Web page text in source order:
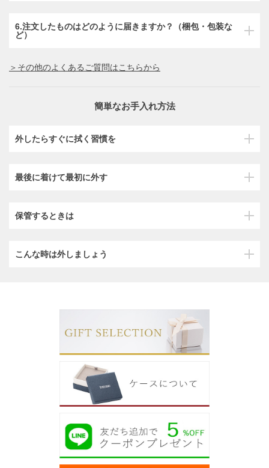
6.注文したものはどのように届きますか？（梱包・包装な
ど）
＞その他のよくあるご質問はこちらから
簡単なお手入れ方法
外したらすぐに拭く習慣を
最後に着けて最初に外す
保管するときは
こんな時は外しましょう